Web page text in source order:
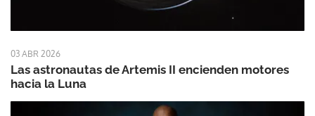
03 ABR 2026
Las astronautas de Artemis II encienden motores
hacia la Luna